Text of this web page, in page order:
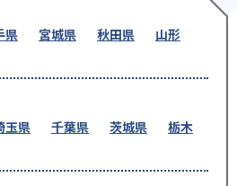
県 宮城県 秋田県
山形
玉県 千葉県 茨城県
栃木